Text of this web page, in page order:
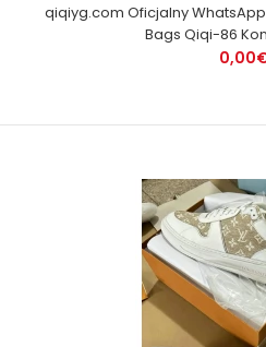
qiqiyg.com Oficjalny
Bags Qiqi-86